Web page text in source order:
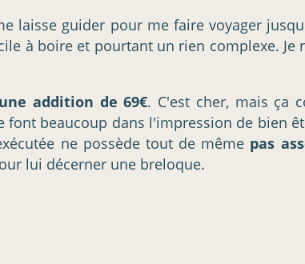
laisse guider pour me faire voyager
à boire et pourtant un rien complexe.
une addition de 69€. C'est cher, mais ça
font beaucoup dans l'impression de bien
ne possède tout de même pas
lui décerner une breloque.